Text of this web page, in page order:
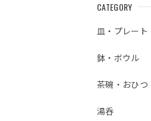
CATEGORY
皿・プレート
鉢・ボウル
茶碗・おひつ
湯呑